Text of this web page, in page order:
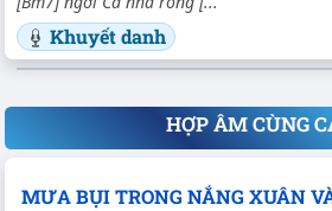
Khuyết danh
HỢP ÂM CÙNG
MƯA BỤI TRONG NẮNG XUÂN